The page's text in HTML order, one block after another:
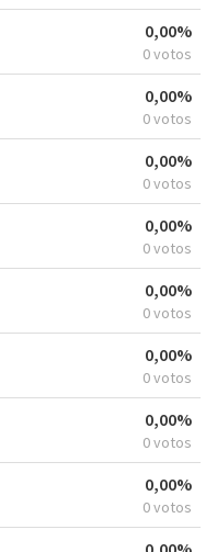
0,00%
0 votos
0,00%
0 votos
0,00%
0 votos
0,00%
0 votos
0,00%
0 votos
0,00%
0 votos
0,00%
0 votos
0,00%
0 votos